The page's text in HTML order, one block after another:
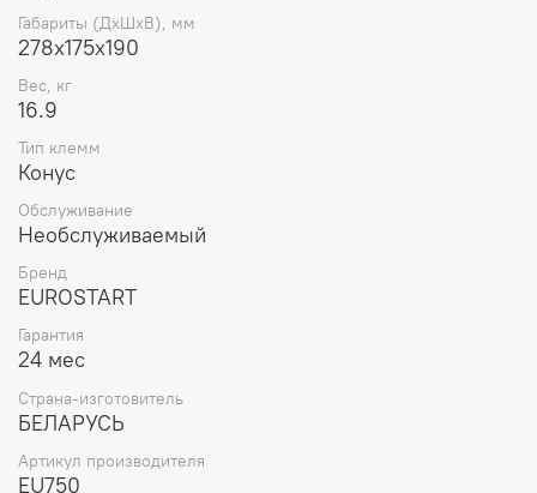
Габариты (ДхШхВ), мм
278x175x190
Вес, кг
16.9
Тип клемм
Конус
Обслуживание
Необслуживаемый
Бренд
EUROSTART
Гарантия
24 мес
Страна-изготовитель
БЕЛАРУСЬ
Артикул производителя
EU750